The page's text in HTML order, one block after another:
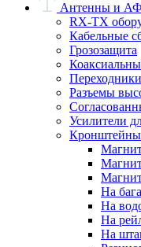
Антенны и
RX-TX
Кабельные
Грозозащита
Разъемы
Усилители
Кронштейны
На
На
На
На